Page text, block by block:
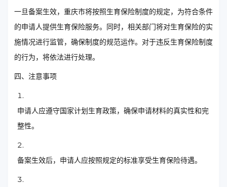
一旦备案生效，重庆市将按照生育保险制度的规定，为符合条件
的申请人提供生育保险服务。同时，相关部门将对生育保险的实
施情况进行监管，确保制度的规范运作。对于违反生育保险制度
的行为，将依法进行处理。
四、注意事项
申请人应遵守国家计划生育政策，确保申请材料的真实性和完
整性。
备案生效后，申请人应按照规定的标准享受生育保险待遇。